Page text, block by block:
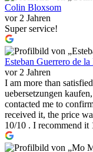
Colin Bloxsom
vor 2 Jahren
Super service!
Esteban Guerrero de la
vor 2 Jahren
I am more than
uebersetzungen
contacted me to
received it, the price
10/10 . I recommend it